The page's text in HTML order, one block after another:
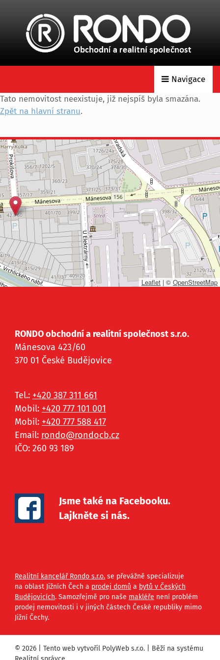
Navigace
Tato nemovitost neexistuje, již nejspíš byla smazána.
Zpět na hlavní stranu.
Leaflet | © OpenStreetMap
RONDO obchodní a realitní společnost s.r.o.
Mánesova 423/60
370 01 České Budějovice
Tel.: +420 387 311 661
Mobil: +420 777 101 001
Mobil: +420 777 588 417
Email: rondo@rondocb.cz
IČO: 260 93 189
Jsme také na Facebooku.
Lajkněte si nás.
Realitní kancelář Rondo s.r.o. se převážně specializuje
na oblast Jižních Čech a prodej domů a bytů v Českých
Budějovicích. Samozřejmě pro naše makléře není problém
prodej nemovitosti i v jiných částech České republiky mimo
Jižní Čechy.
© 2026 | Tento web vytvořil PolyWeb s.r.o. | Běží na systému